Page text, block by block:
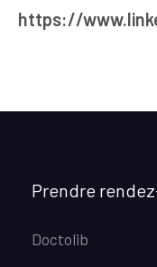
https://
Prendre
Doctolib